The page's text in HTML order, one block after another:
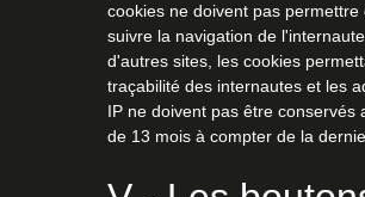
cookies ne doivent pas permettre
suivre la navigation de
d'autres sites, les cookies
traçabilité des internautes et les
IP ne doivent pas être conservés
de 13 mois à compter de la